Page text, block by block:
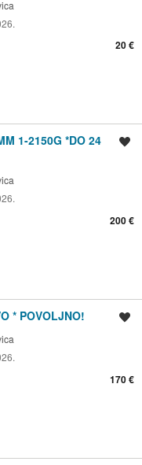
20 €
1-2150G *DO 24
200 €
* POVOLJNO!
170 €